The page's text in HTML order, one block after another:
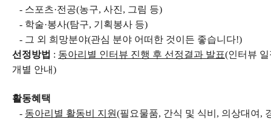
- 스포츠·전공(농구, 사진, 그림 등)
- 학술·봉사(탐구, 기획봉사 등)
- 그 외 희망분야(관심 분야 어떠한 것이든 좋습니다!)
선정방법 : 동아리별 인터뷰 진행 후 선정결과 발표(인터뷰 일
개별 안내)
활동혜택
- 동아리별 활동비 지원(필요물품, 간식 및 식비, 의상대여,